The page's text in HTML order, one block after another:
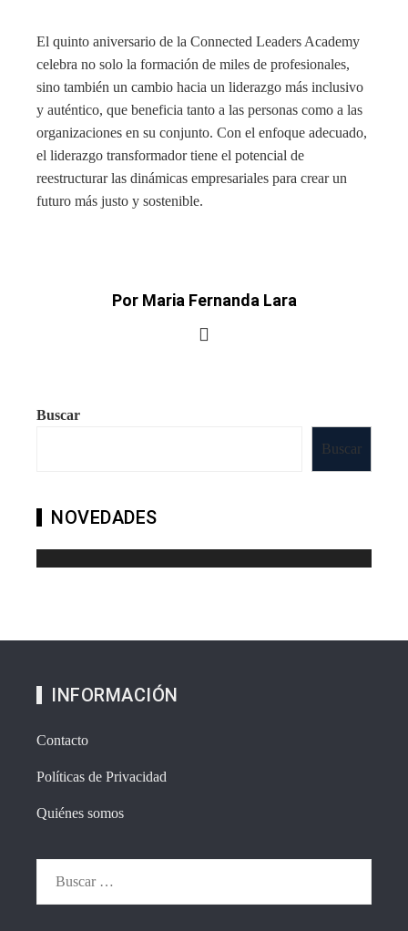
El quinto aniversario de la Connected Leaders Academy
celebra no solo la formación de miles de profesionales,
sino también un cambio hacia un liderazgo más inclusivo
y auténtico, que beneficia tanto a las personas como a las
organizaciones en su conjunto. Con el enfoque adecuado,
el liderazgo transformador tiene el potencial de
reestructurar las dinámicas empresariales para crear un
futuro más justo y sostenible.
Por Maria Fernanda Lara
Buscar
Buscar
NOVEDADES
INFORMACIÓN
Contacto
Políticas de Privacidad
Quiénes somos